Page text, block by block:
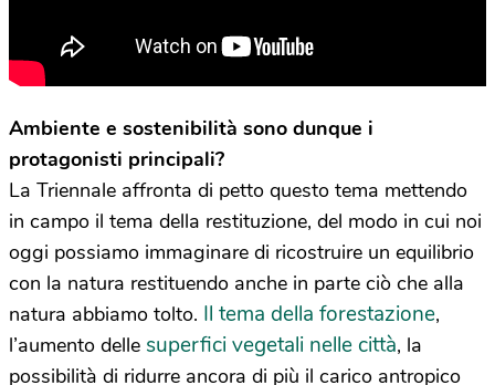
Ambiente e sostenibilità sono dunque i
protagonisti principali?
La Triennale affronta di petto questo tema mettendo
in campo il tema della restituzione, del modo in cui noi
oggi possiamo immaginare di ricostruire un equilibrio
con la natura restituendo anche in parte ciò che alla
natura abbiamo tolto. Il tema della forestazione,
l’aumento delle superfici vegetali nelle città, la
possibilità di ridurre ancora di più il carico antropico